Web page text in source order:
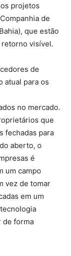
projetos
de
que estão
visível.
de
atual para os
no mercado.
que
fechadas para
aberto, o
é
um campo
vez de tomar
em um
de forma